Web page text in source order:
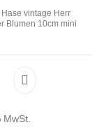
vintage Herr
Blumen 10cm mini
MwSt.